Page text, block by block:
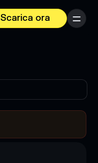
Scarica ora
Menu